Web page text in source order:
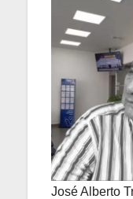
José Alberto